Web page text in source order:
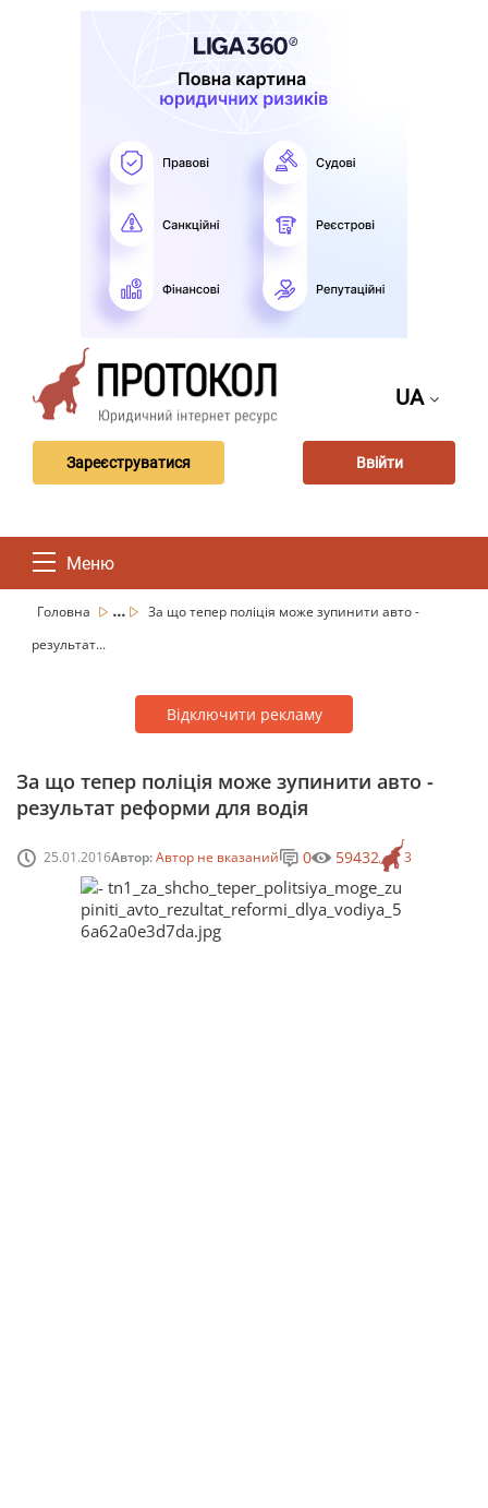
UA
Зареєструватися Ввійти
Меню
Головна ...
За що тепер поліція може зупинити авто -
результат...
Відключити рекламу
За що тепер поліція може зупинити авто -
результат реформи для водія
25.01.2016Автор:Автор не вказаний 3
0 59432